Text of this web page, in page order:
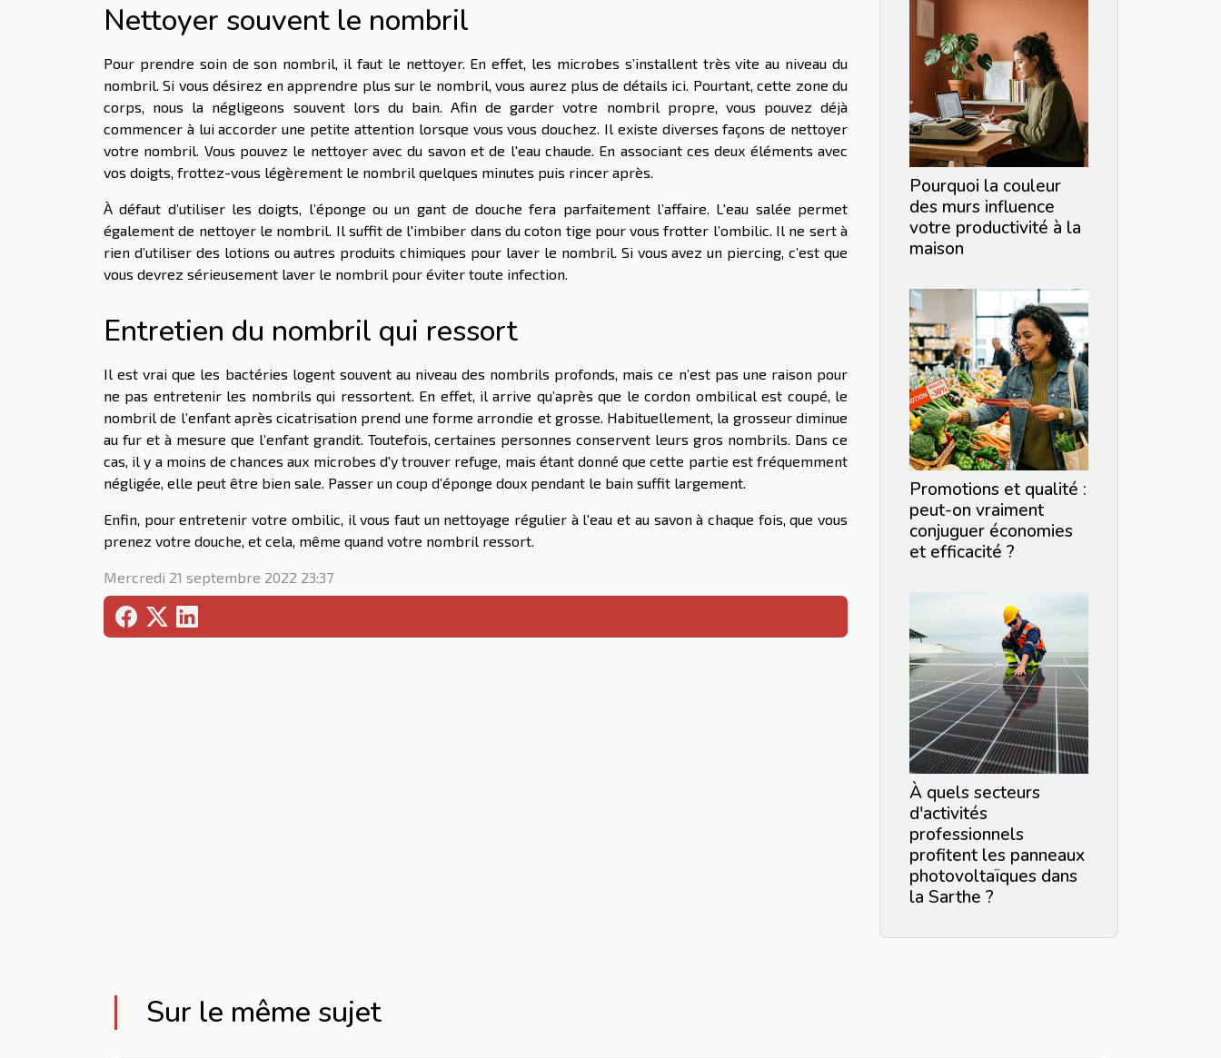
Nettoyer souvent le nombril
Pour prendre soin de son nombril, il faut le nettoyer. En effet, les microbes s’installent très vite au niveau du
nombril. Si vous désirez en apprendre plus sur le nombril, vous aurez plus de détails ici. Pourtant, cette zone du
corps, nous la négligeons souvent lors du bain. Afin de garder votre nombril propre, vous pouvez déjà
commencer à lui accorder une petite attention lorsque vous vous douchez. Il existe diverses façons de nettoyer
votre nombril. Vous pouvez le nettoyer avec du savon et de l'eau chaude. En associant ces deux éléments avec
vos doigts, frottez-vous légèrement le nombril quelques minutes puis rincer après.
À défaut d’utiliser les doigts, l’éponge ou un gant de douche fera parfaitement l’affaire. L'eau salée permet
également de nettoyer le nombril. Il suffit de l'imbiber dans du coton tige pour vous frotter l’ombilic. Il ne sert à
rien d’utiliser des lotions ou autres produits chimiques pour laver le nombril. Si vous avez un piercing, c’est que
vous devrez sérieusement laver le nombril pour éviter toute infection.
Entretien du nombril qui ressort
Il est vrai que les bactéries logent souvent au niveau des nombrils profonds, mais ce n’est pas une raison pour
ne pas entretenir les nombrils qui ressortent. En effet, il arrive qu’après que le cordon ombilical est coupé, le
nombril de l’enfant après cicatrisation prend une forme arrondie et grosse. Habituellement, la grosseur diminue
au fur et à mesure que l’enfant grandit. Toutefois, certaines personnes conservent leurs gros nombrils. Dans ce
cas, il y a moins de chances aux microbes d'y trouver refuge, mais étant donné que cette partie est fréquemment
négligée, elle peut être bien sale. Passer un coup d’éponge doux pendant le bain suffit largement.
Enfin, pour entretenir votre ombilic, il vous faut un nettoyage régulier à l'eau et au savon à chaque fois, que vous
prenez votre douche, et cela, même quand votre nombril ressort.
Mercredi 21 septembre 2022 23:37
Pourquoi la couleur
des murs influence
votre productivité à la
maison
Promotions et qualité :
peut-on vraiment
conjuguer économies
et efficacité ?
À quels secteurs
d'activités
professionnels
profitent les panneaux
photovoltaïques dans
la Sarthe ?
Sur le même sujet